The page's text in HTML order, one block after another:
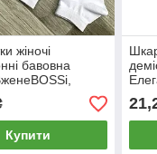
жіночі
бавовна
25, білі, 10927
Купити